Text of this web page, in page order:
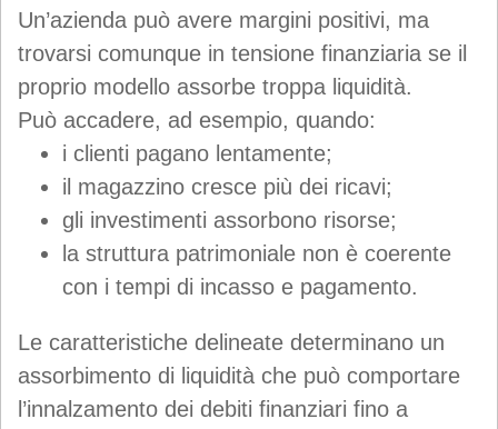
Un’azienda può avere margini positivi, ma
trovarsi comunque in tensione finanziaria se il
proprio modello assorbe troppa liquidità.
Può accadere, ad esempio, quando:
i clienti pagano lentamente;
il magazzino cresce più dei ricavi;
gli investimenti assorbono risorse;
la struttura patrimoniale non è coerente
con i tempi di incasso e pagamento.
Le caratteristiche delineate determinano un
assorbimento di liquidità che può comportare
l’innalzamento dei debiti finanziari fino a